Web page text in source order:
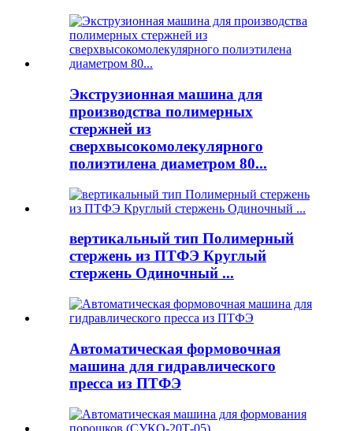
Экструзионная машина для
производства полимерных
стержней из
сверхвысокомолекулярного
полиэтилена диаметром 80...
вертикальный тип Полимерный
стержень из ПТФЭ Круглый
стержень Одиночный ...
Автоматическая формовочная
машина для гидравлического
пресса из ПТФЭ